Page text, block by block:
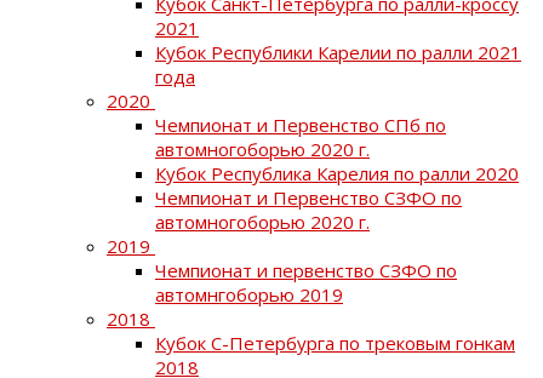
2021
Кубок Республики Карелии по ралли 2021
года
2020
Чемпионат и Первенство СПб по
автомногоборью 2020 г.
Кубок Республика Карелия по ралли 2020
Чемпионат и Первенство СЗФО по
автомногоборью 2020 г.
2019
Чемпионат и первенство СЗФО по
автомнгоборью 2019
2018
Кубок С-Петербурга по трековым гонкам
2018